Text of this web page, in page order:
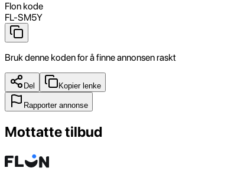
Flon kode
FL-SM5Y
Bruk denne koden for å finne annonsen raskt
Del Kopier lenke
Rapporter annonse
Mottatte tilbud